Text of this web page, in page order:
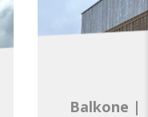
Balkone |